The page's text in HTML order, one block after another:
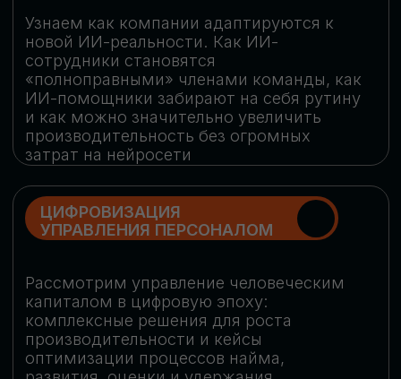
огромную статью затрат
ОБЛАЧНЫЕ ТЕХНОЛОГИИ
Подискутируем, какие облачные решения
существуют на рынке и почему
использование мультиоблачных моделей
не только снижает затраты, но и
«пересборки» бизнес-моделей
СКАЧАТЬ
ПРОГРАММУ
КОНФЕРЕНЦИИ